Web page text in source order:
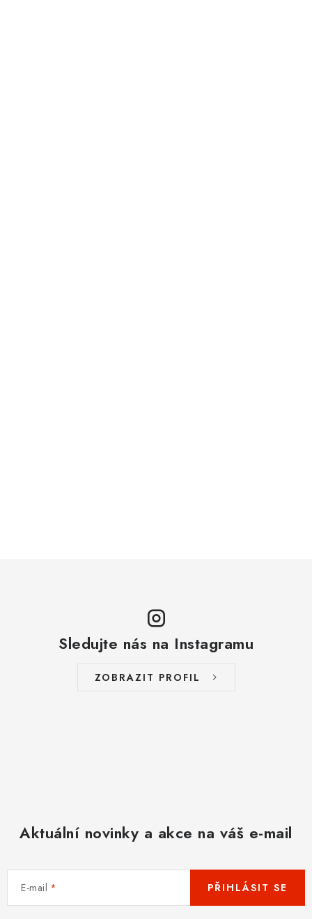
Sledujte nás na Instagramu
ZOBRAZIT PROFIL
Aktuální novinky a akce na váš e-mail
E-mail PŘIHLÁSIT SE